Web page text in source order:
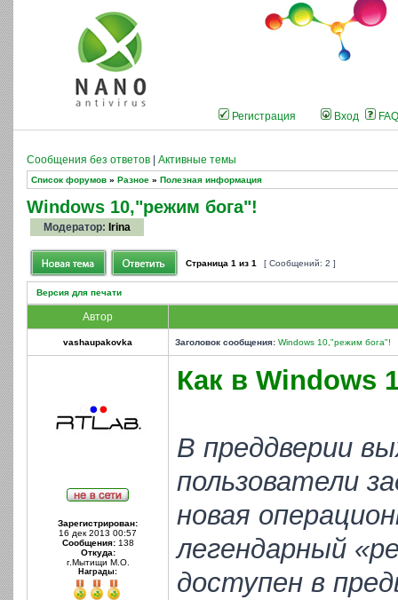
Регистрация Вход FAQ
Сообщения без ответов Активные темы
Список форумов » Разное » Полезная информация
Windows 10,"режим бога"!
Модератор: Irina
Страница 1 из 1 [ Сообщений: 2 ]
Версия для печати
Автор
vashaupakovka Заголовок сообщения: Windows 10,"режим бога"!
Зарегистрирован:
16 дек 2013 00:57
Сообщения:138
Откуда:
г.Мытищи М.О.
Награды:
Как в Windows
В преддверии
пользователи
новая
легендарный
доступен в